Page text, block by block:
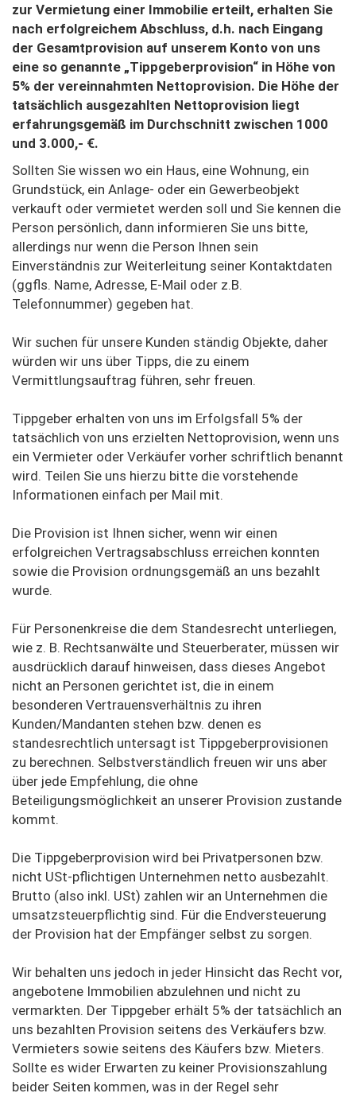
zur Vermietung einer Immobilie erteilt, erhalten Sie
nach erfolgreichem Abschluss, d.h. nach Eingang
der Gesamtprovision auf unserem Konto von uns
eine so genannte „Tippgeberprovision“ in Höhe von
5% der vereinnahmten Nettoprovision. Die Höhe der
tatsächlich ausgezahlten Nettoprovision liegt
erfahrungsgemäß im Durchschnitt zwischen 1000
und 3.000,- €.
Sollten Sie wissen wo ein Haus, eine Wohnung, ein
Grundstück, ein Anlage- oder ein Gewerbeobjekt
verkauft oder vermietet werden soll und Sie kennen die
Person persönlich, dann informieren Sie uns bitte,
allerdings nur wenn die Person Ihnen sein
Einverständnis zur Weiterleitung seiner Kontaktdaten
(ggfls. Name, Adresse, E-Mail oder z.B.
Telefonnummer) gegeben hat.
Wir suchen für unsere Kunden ständig Objekte, daher
würden wir uns über Tipps, die zu einem
Vermittlungsauftrag führen, sehr freuen.
Tippgeber erhalten von uns im Erfolgsfall 5% der
tatsächlich von uns erzielten Nettoprovision, wenn uns
ein Vermieter oder Verkäufer vorher schriftlich benannt
wird. Teilen Sie uns hierzu bitte die vorstehende
Informationen einfach per Mail mit.
Die Provision ist Ihnen sicher, wenn wir einen
erfolgreichen Vertragsabschluss erreichen konnten
sowie die Provision ordnungsgemäß an uns bezahlt
wurde.
Für Personenkreise die dem Standesrecht unterliegen,
wie z. B. Rechtsanwälte und Steuerberater, müssen wir
ausdrücklich darauf hinweisen, dass dieses Angebot
nicht an Personen gerichtet ist, die in einem
besonderen Vertrauensverhältnis zu ihren
Kunden/Mandanten stehen bzw. denen es
standesrechtlich untersagt ist Tippgeberprovisionen
zu berechnen. Selbstverständlich freuen wir uns aber
über jede Empfehlung, die ohne
Beteiligungsmöglichkeit an unserer Provision zustande
kommt.
Die Tippgeberprovision wird bei Privatpersonen bzw.
nicht USt-pflichtigen Unternehmen netto ausbezahlt.
Brutto (also inkl. USt) zahlen wir an Unternehmen die
umsatzsteuerpflichtig sind. Für die Endversteuerung
der Provision hat der Empfänger selbst zu sorgen.
Wir behalten uns jedoch in jeder Hinsicht das Recht vor,
angebotene Immobilien abzulehnen und nicht zu
vermarkten. Der Tippgeber erhält 5% der tatsächlich an
uns bezahlten Provision seitens des Verkäufers bzw.
Vermieters sowie seitens des Käufers bzw. Mieters.
Sollte es wider Erwarten zu keiner Provisionszahlung
beider Seiten kommen, was in der Regel sehr